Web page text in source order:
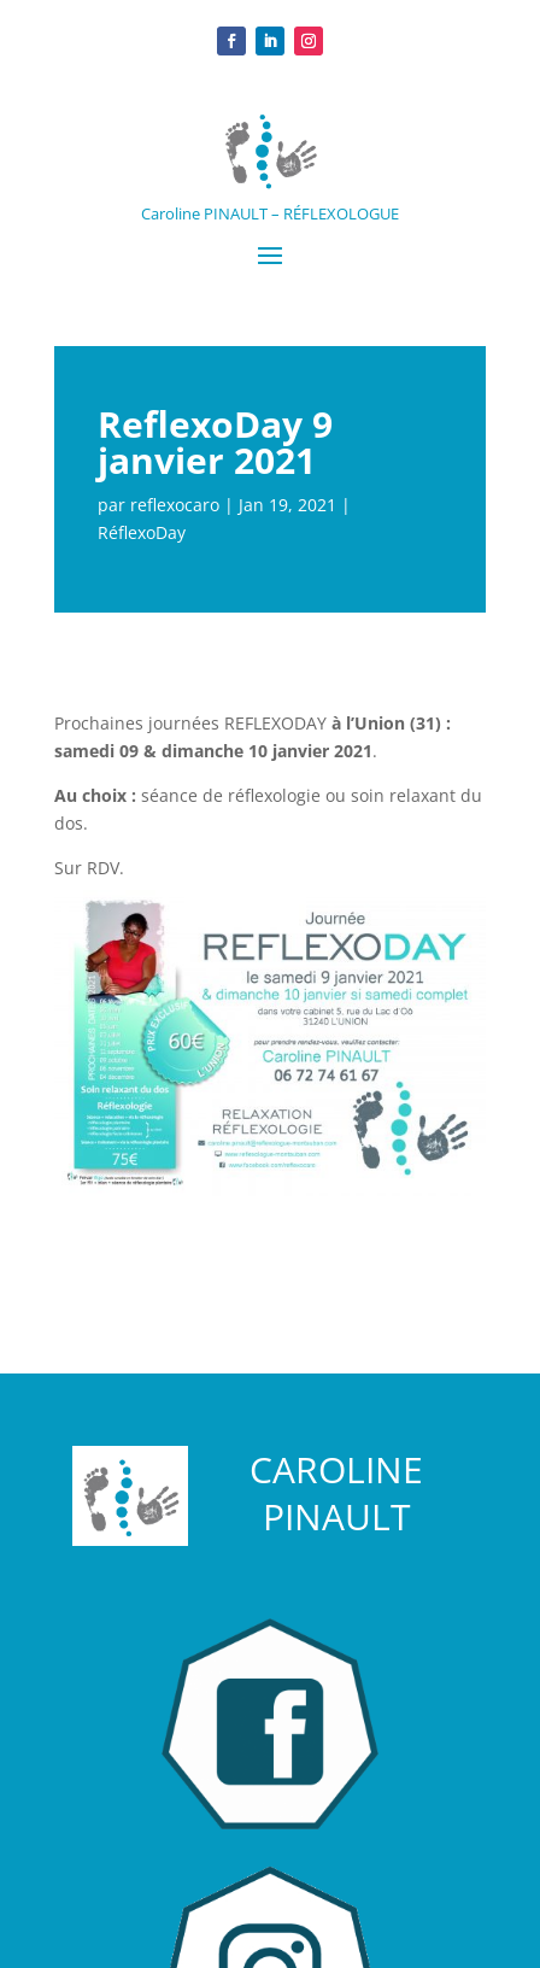
Caroline PINAULT – RÉFLEXOLOGUE
ReflexoDay 9
janvier 2021
par reflexocaro| Jan 19, 2021 |
RéflexoDay
Prochaines journées REFLEXODAY à l’Union (31) :
samedi 09 & dimanche 10 janvier 2021.
Au choix : séance de réflexologie ou soin relaxant du
dos.
Sur RDV.
CAROLINE
PINAULT